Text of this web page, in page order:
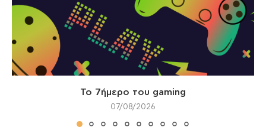
Το 7ήμερο του gaming
07/08/2026